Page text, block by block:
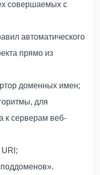
совершаемых с
автоматического
прямо из
доменных имен;
для
к серверам веб-